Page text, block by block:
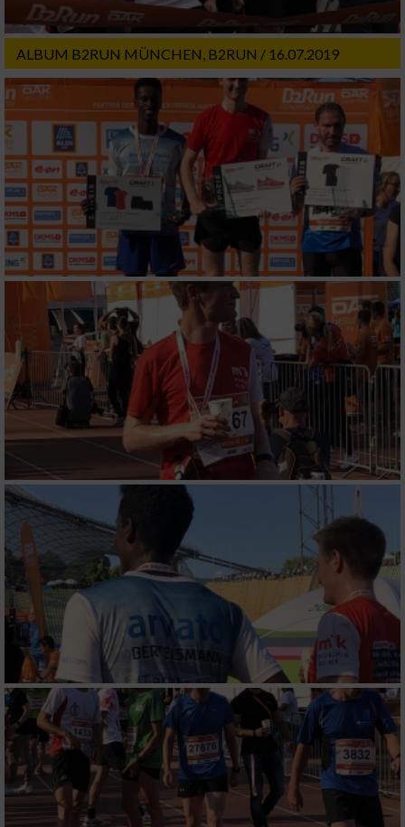
ALBUM B2RUN MÜNCHEN, B2RUN / 16.07.2019
Wir nutzen Ihre Daten für folgende Zwecke:
IAB-Verarbeitungszwecke:
Speichern von oder Zugriff auf Informationen
auf einem Endgerät
Verwendung reduzierter Daten zur Auswahl
von Werbeanzeigen
Erstellung von Profilen für personalisierte
Werbung
Verwendung von Profilen zur Auswahl
personalisierter Werbung
Erstellung von Profilen zur Personalisierung
von Inhalten
Verwendung von Profilen zur Auswahl
personalisierter Inhalte
Messung der Werbeleistung
Messung der Performance von Inhalten
Analyse von Zielgruppen durch Statistiken
oder Kombinationen von Daten aus
verschiedenen Quellen
Entwicklung und Verbesserung der Angebote
Verwendung reduzierter Daten zur Auswahl
von Inhalten
IAB-Besonderheiten:
Verwendung genauer Standortdaten
Geräte anhand von aktiv angeforderten
Informationen identifizieren
Nicht-IAB-Verarbeitungszwecke: